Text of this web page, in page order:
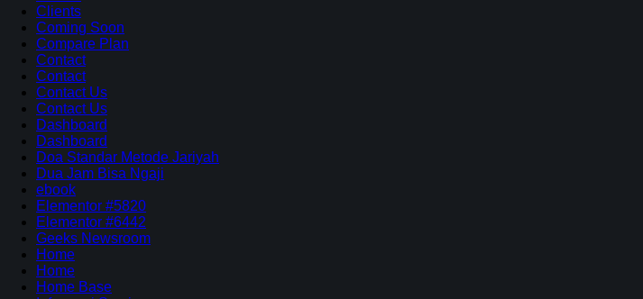
Clients
Coming Soon
Compare Plan
Contact
Contact
Contact Us
Contact Us
Dashboard
Dashboard
Doa Standar Metode Jariyah
Dua Jam Bisa Ngaji
ebook
Elementor #5820
Elementor #6442
Geeks Newsroom
Home
Home
Home Base